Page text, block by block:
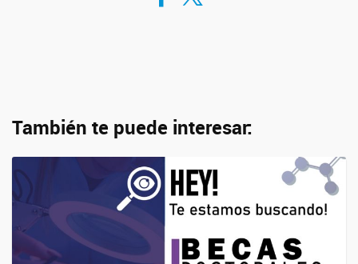
También te puede interesar: